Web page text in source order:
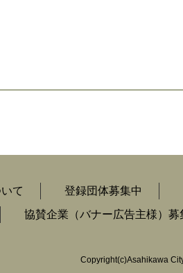
て 登録団体募集中
協賛企業（バナー広告主様）募
Copyright(c)Asahikawa